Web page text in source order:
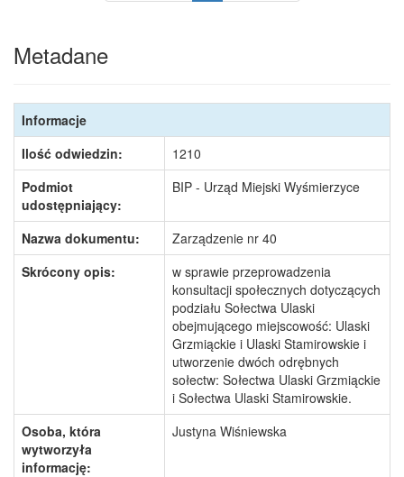
Metadane
Informacje
Ilość odwiedzin:
1210
Podmiot
udostępniający:
BIP - Urząd Miejski Wyśmierzyce
Nazwa dokumentu:
Zarządzenie nr 40
Skrócony opis:
w sprawie przeprowadzenia
konsultacji społecznych dotyczących
podziału Sołectwa Ulaski
obejmującego miejscowość: Ulaski
Grzmiąckie i Ulaski Stamirowskie i
utworzenie dwóch odrębnych
sołectw: Sołectwa Ulaski Grzmiąckie
i Sołectwa Ulaski Stamirowskie.
Osoba, która
wytworzyła
informację:
Justyna Wiśniewska